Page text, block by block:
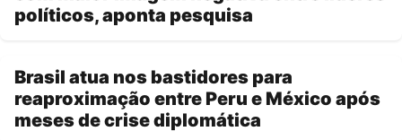
políticos, aponta pesquisa
Brasil atua nos bastidores para
reaproximação entre Peru e México após
meses de crise diplomática